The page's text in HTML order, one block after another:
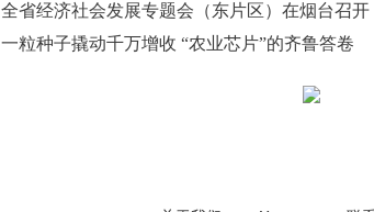
全省经济社会发展专题会（东片区）在烟台召开
一粒种子撬动千万增收 “农业芯片”的齐鲁答卷